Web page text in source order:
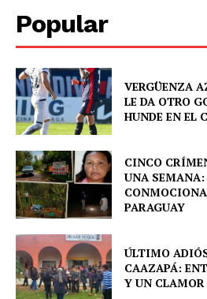
Company
About
Contact us
Comparte esto:
Facebook
Popular
VERGÜENZA
LE DA OTRO
HUNDE EN EL
CINCO
UNA SEMANA:
PARAGUAY
ÚLTIMO
CAAZAPÁ:
Y UN